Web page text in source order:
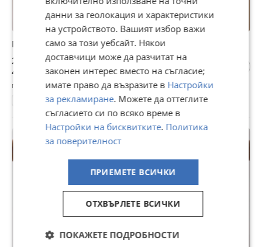
Масивна закачалка от ковано желязо
250 €
488,96 лв
гр. Плевен, Дружба 1, вчера, 07:31
Закачалки за стена
данни за геолокация и характеристики
на устройството. Вашият избор важи
само за този уебсайт. Някои
доставчици може да разчитат на
законен интерес вместо на съгласие;
имате право да възразите в Настройки
за рекламиране. Можете да оттеглите
съгласието си по всяко време в
Настройки на бисквитките. Политика
за поверителност
ПРИЕМЕТЕ ВСИЧКИ
ОТХВЪРЛЕТЕ ВСИЧКИ
ПОКАЖЕТЕ ПОДРОБНОСТИ